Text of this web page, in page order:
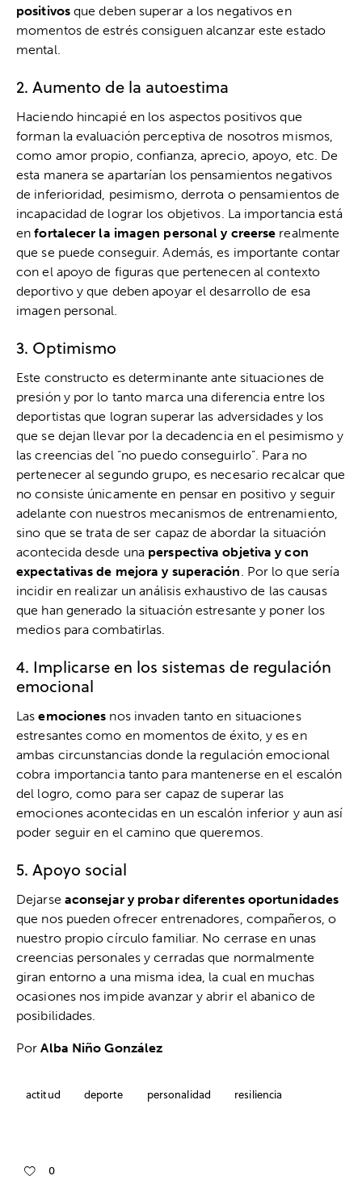
positivosque deben superar a los negativos en
momentos de estrés consiguen alcanzar este estado
mental.
2. Aumento de la autoestima
Haciendo hincapié en los aspectos positivos que
forman la evaluación perceptiva de nosotros mismos,
como amor propio, confianza, aprecio, apoyo, etc. De
esta manera se apartarían los pensamientos negativos
de inferioridad, pesimismo, derrota o pensamientos de
incapacidad de lograr los objetivos. La importancia está
enfortalecer la imagen personal y creerse realmente
que se puede conseguir. Además, es importante contar
con el apoyo de figuras que pertenecen al contexto
deportivo y que deben apoyar el desarrollo de esa
imagen personal.
3. Optimismo
Este constructo es determinante ante situaciones de
presión y por lo tanto marca una diferencia entre los
deportistas que logran superar las adversidades y los
que se dejan llevar por la decadencia en el pesimismo y
las creencias del “no puedo conseguirlo”. Para no
pertenecer al segundo grupo, es necesario recalcar que
no consiste únicamente en pensar en positivo y seguir
adelante con nuestros mecanismos de entrenamiento,
sino que se trata de ser capaz de abordar la situación
acontecida desde una perspectiva objetiva y con
expectativas de mejora y superación. Por lo que sería
incidir en realizar un análisis exhaustivo de las causas
que han generado la situación estresante y poner los
medios para combatirlas.
4. Implicarse en los sistemas de regulación
emocional
Lasemociones nos invaden tanto en situaciones
estresantes como en momentos de éxito, y es en
ambas circunstancias donde la regulación emocional
cobra importancia tanto para mantenerse en el escalón
del logro, como para ser capaz de superar las
emociones acontecidas en un escalón inferior y aun así
poder seguir en el camino que queremos.
5. Apoyo social
Dejarse aconsejar y probar diferentes oportunidades
que nos pueden ofrecer entrenadores, compañeros, o
nuestro propio círculo familiar. No cerrase en unas
creencias personales y cerradas que normalmente
giran entorno a una misma idea, la cual en muchas
ocasiones nos impide avanzar y abrir el abanico de
posibilidades.
PorAlba Niño González
actitud deporte personalidad resiliencia
0